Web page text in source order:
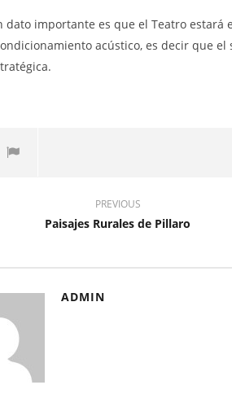
12
2016
dato importante es que el Teatro estará
acústico, es decir que
PREVIOUS
Paisajes Rurales de Pillaro
ADMIN